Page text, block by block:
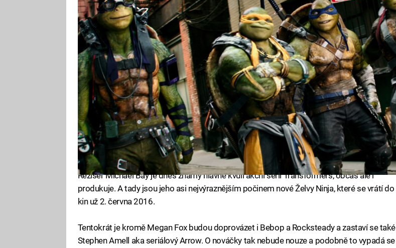
Režisér Michael Bay je dnes známý hlavně kvůli akční sérii Transformers, občas ale i
produkuje. A tady jsou jeho asi nejvýraznějším počinem nové Želvy Ninja, které se vrátí do
kin už 2. června 2016.
Tentokrát je kromě Megan Fox budou doprovázet i Bebop a Rocksteady a zastaví se také
Stephen Amell aka seriálový Arrow. O nováčky tak nebude nouze a podobně to vypadá se